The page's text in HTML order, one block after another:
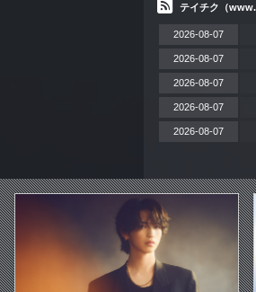
テイチク（
2026-08-07
2026-08-07
2026-08-07
2026-08-07
2026-08-07